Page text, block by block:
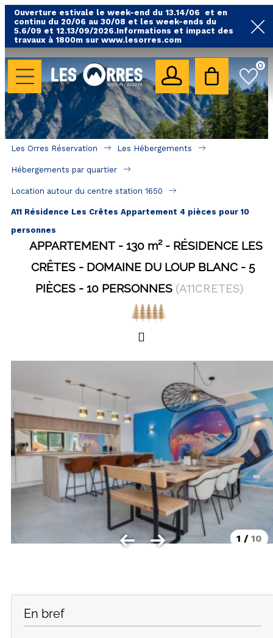
Ouverture estivale le week-end du 13.14/06 et en
continu du 20/06 au 30/08 et les week-ends du
5.6/09 et 12.13/09/2026.Informations et impact des
travaux à 1800m sur www.lesorres.com
0
LES HÉBERGEMENTS
Toutes nos locations
Hébergements avec piscine
Hébergements labellisés qualité
A proximité des remontées mécaniques ( VTT,
SÉJOURS & BONS PLANS
LOCALISATION
Les Orres 1550
Les Orres 1800 Bois Méan
Les Orres et ses hameaux
VISUALISER LE PLAN DES ORRES
BONS PLANS ACTIVITÉS
Carte Multi activités
Forfaits remontées mécaniques VTT
CONTACT / DEVIS
Les Orres Réservation Les Hébergements
Hébergements par quartier
Location autour du centre station 1650
A11 Résidence Les Crêtes Appartement 4 pièces pour 10
personnes
APPARTEMENT 130 m²
RÉSIDENCE LES
CRÊTES - DOMAINE DU LOUP BLANC
5
PIÈCES
10 PERSONNES (A11CRETES)
1 / 10
En bref